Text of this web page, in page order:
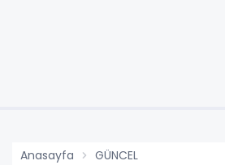
Anasayfa GÜNCEL